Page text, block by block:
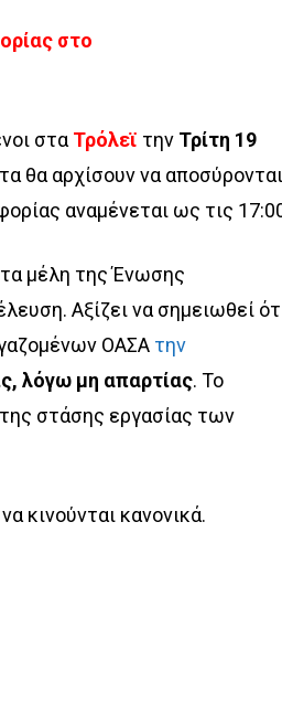
στο
στα Τρόλεϊ την Τρίτη 19
θα αρχίσουν να
αναμένεται ως τις
μέλη της Ένωσης
Αξίζει να σημειωθεί
ΟΑΣΑ την
λόγω μη απαρτίας. Το
στάσης εργασίας των
κινούνται κανονικά.